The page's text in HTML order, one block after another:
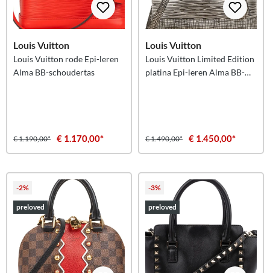
Louis Vuitton
Louis Vuitton rode Epi-leren
Alma BB-schoudertas
€ 1.190,00* € 1.170,00*
Louis Vuitton
Louis Vuitton Limited Edition
platina Epi-leren Alma BB-
€ 1.490,00* € 1.450,00*
-2%
preloved
-3%
preloved